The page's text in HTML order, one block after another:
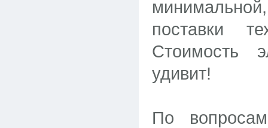
поставки
Стоимость
удивит!
По